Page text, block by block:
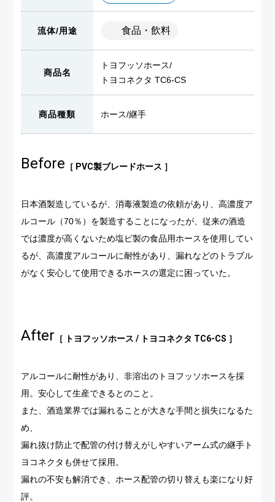
流体/用途 食品・飲料
商品名
トヨフッソホース/
トヨコネクタ TC6-CS
商品種類 ホース/継手
Before ［ PVC製ブレードホース ］
日本酒製造しているが、消毒液製造の依頼があり、高濃度ア
ルコール（70％）を製造することになったが、従来の酒造
では濃度が高くないため塩ビ製の食品用ホースを使用してい
るが、高濃度アルコールに耐性があり、漏れなどのトラブル
がなく安心して使用できるホースの選定に困っていた。
After ［ トヨフッソホース / トヨコネクタ TC6-CS ］
アルコールに耐性があり、非溶出のトヨフッソホースを採
用。安心して生産できるとのこと。
また、酒造業界では漏れることが大きな手間と損失になるた
め、
漏れ抜け防止で配管の付け替えがしやすいアーム式の継手ト
ヨコネクタも併せて採用。
漏れの不安も解消でき、ホース配管の切り替えも楽になり好
評。